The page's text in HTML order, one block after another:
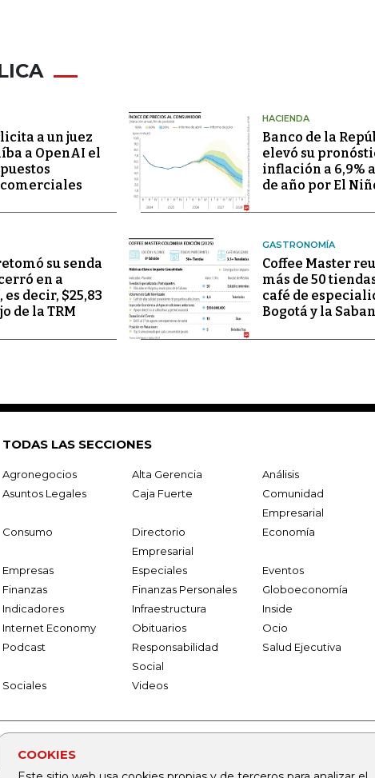
COOKIES
a un juez
a OpenAI el
HACIENDA
Banco de la
elevó su
inflación a 6,9%
de año por El
su senda
en a
es decir, $25,83
de la TRM
GASTRONOMÍA
Coffee Master
más de 50
café de
Bogotá y la
TODAS LAS SECCIONES
Agronegocios Alta Gerencia
Análisis
Asuntos Legales
Caja Fuerte
Comunidad
Empresarial
Consumo
Directorio
Empresarial
Economía
Empresas Especiales
Eventos
Finanzas
Finanzas Personales
Globoeconomía
Indicadores
Infraestructura
Inside
Internet Economy
Obituarios
Ocio
Podcast
Responsabilidad
Social
Salud Ejecutiva
Sociales Videos
empresas.larepublica.co firmasdeabogados.com